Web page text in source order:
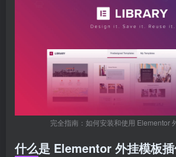
完全指南：如何安装和使用 Elementor
什么是 Elementor 外挂模板插